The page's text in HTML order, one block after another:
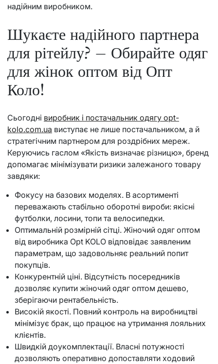
надійним виробником.
Шукаєте надійного партнера
для рітейлу? – Обирайте одяг
для жінок оптом від Опт
Коло!
Сьогодні виробник і постачальник одягу opt-
kolo.com.ua виступає не лише постачальником, а й
стратегічним партнером для роздрібних мереж.
Керуючись гаслом «Якість визначає різницю», бренд
допомагає мінімізувати ризики залежаного товару
завдяки:
Фокусу на базових моделях. В асортименті
переважають стабільно оборотні вироби: якісні
футболки, лосини, топи та велосипедки.
Оптимальній розмірній сітці. Жіночий одяг оптом
від виробника Opt KOLO відповідає заявленим
параметрам, що задовольняє реальний попит
покупців.
Конкурентній ціні. Відсутність посередників
дозволяє купити жіночий одяг оптом дешево,
зберігаючи рентабельність.
Високій якості. Повний контроль на виробництві
мінімізує брак, що працює на утримання лояльних
клієнтів.
Швидкій доукомплектації. Власні потужності
дозволяють оперативно допоставляти ходовий